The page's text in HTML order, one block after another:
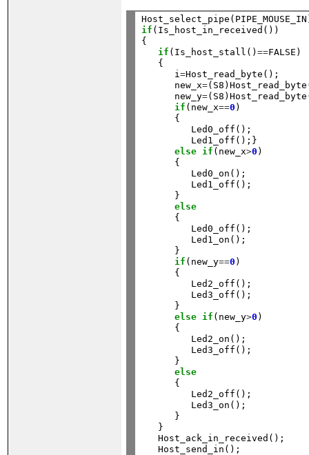
if (Is_host_in_received())
{
if (Is_host_stall()==FALSE)
   {
      i
=Host_read_byte();
      new_x
=
      new_y
=
if (new_x==0 )
      {
         Led0_off();
         Led1_off();}
else if (new_x>0 )
      {
         Led0_on();
         Led1_off();
      }
else
      {
         Led0_off();
         Led1_on();
      }
if (new_y==0 )
      {
         Led2_off();
         Led3_off();
      }
else if (new_y>0 )
      {
         Led2_on();
         Led3_off();
      }
else
      {
         Led2_off();
         Led3_on();
      }
   }
   Host_ack_in_received();
   Host_send_in();